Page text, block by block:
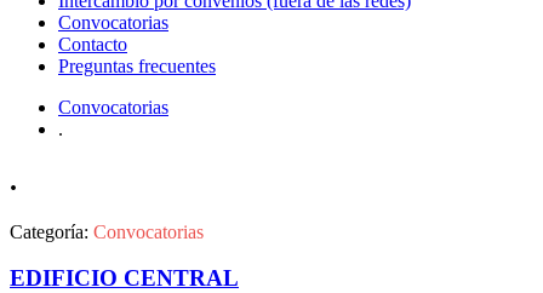
Convocatorias
Contacto
Preguntas frecuentes
Convocatorias
.
.
Categoría: Convocatorias
EDIFICIO CENTRAL